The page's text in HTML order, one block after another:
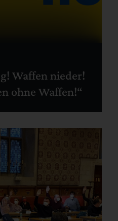
Waffen nieder!
ohne Waffen!“